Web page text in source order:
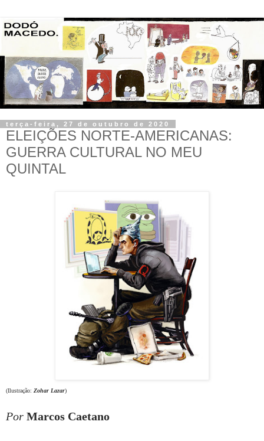
terça-feira, 27 de outubro de 2020
ELEIÇÕES NORTE-AMERICANAS:
GUERRA CULTURAL NO MEU
QUINTAL
(Ilustração: Zohar Lazar)
Por Marcos Caetano